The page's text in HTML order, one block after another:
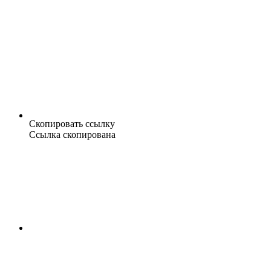
Скопировать ссылку
Ссылка скопирована